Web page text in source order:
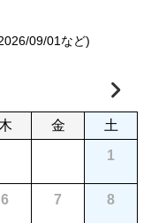
09/01など)
木 金
土
1
6 7 8